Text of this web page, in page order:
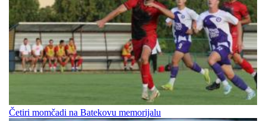
Četiri momčadi na Batekovu memorijalu